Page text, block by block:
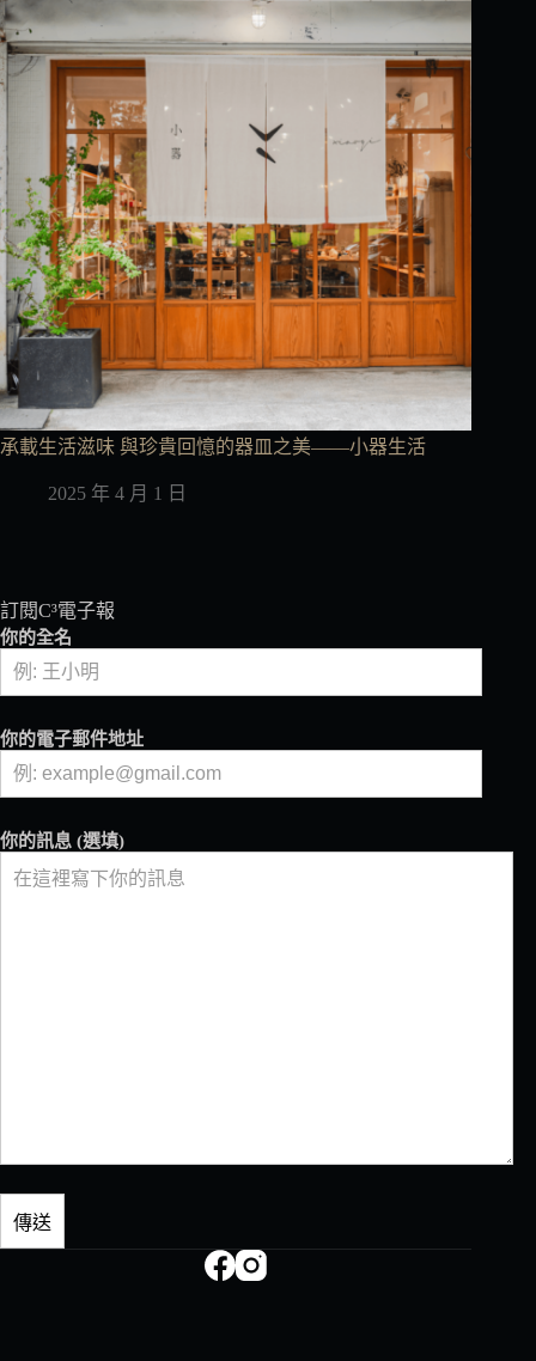
承載生活滋味 與珍貴回憶的器皿之美——小器生活
2025 年 4 月 1 日
訂閱C³電子報
你的全名
你的電子郵件地址
你的訊息 (選填)